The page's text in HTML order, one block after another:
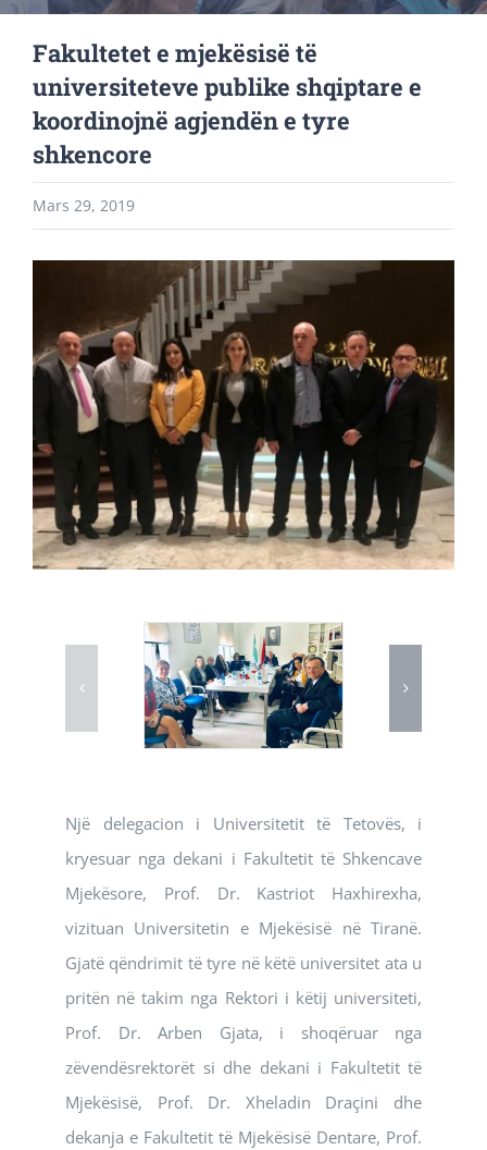
Fakultetet e mjekësisë të
universiteteve publike shqiptare e
koordinojnë agjendën e tyre
shkencore
Mars 29, 2019
Image
Një delegacion i Universitetit të Tetovës, i
kryesuar nga dekani i Fakultetit të Shkencave
Mjekësore, Prof. Dr. Kastriot Haxhirexha,
vizituan Universitetin e Mjekësisë në Tiranë.
Gjatë qëndrimit të tyre në këtë universitet ata u
pritën në takim nga Rektori i këtij universiteti,
Prof. Dr. Arben Gjata, i shoqëruar nga
zëvendësrektorët si dhe dekani i Fakultetit të
Mjekësisë, Prof. Dr. Xheladin Draçini dhe
dekanja e Fakultetit të Mjekësisë Dentare, Prof.